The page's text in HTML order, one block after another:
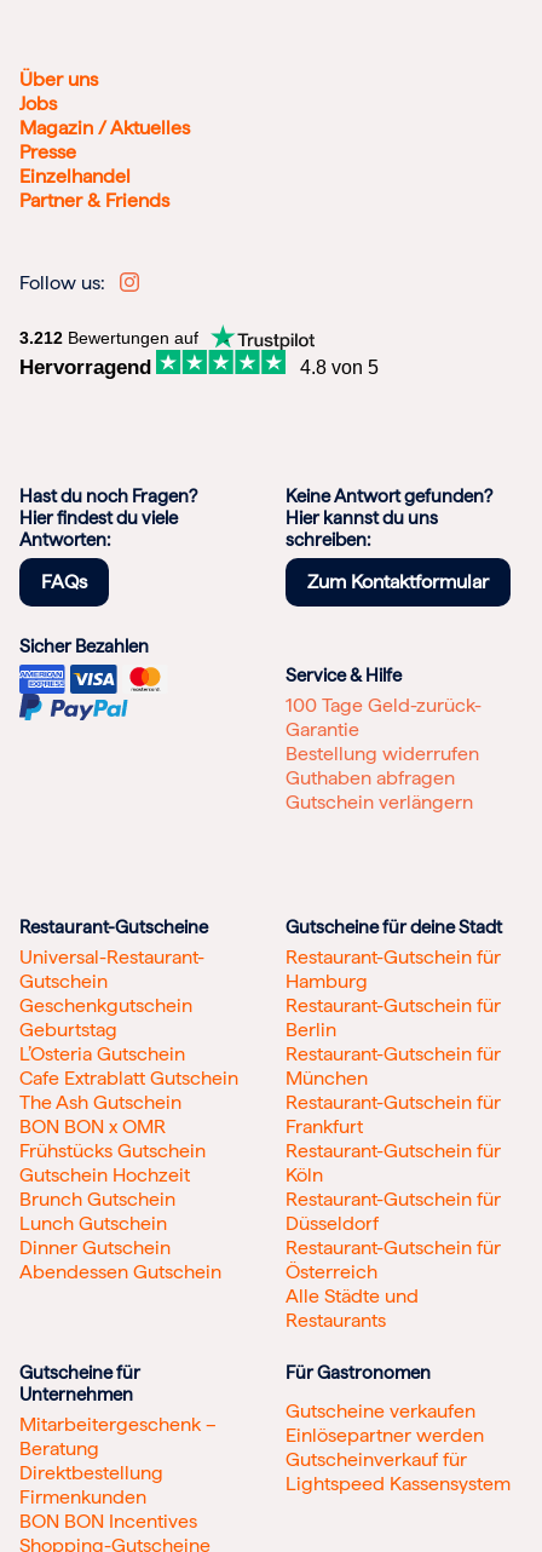
Über uns
Jobs
Magazin / Aktuelles
Presse
Einzelhandel
Partner & Friends
Follow us:
3.212 Bewertungen auf
Hervorragend 4.8 von 5
Hast du noch Fragen?
Hier findest du viele
Antworten:
FAQs
Keine Antwort gefunden?
Hier kannst du uns
schreiben:
Zum Kontaktformular
Sicher Bezahlen
Service & Hilfe
100 Tage Geld-zurück-
Garantie
Bestellung widerrufen
Guthaben abfragen
Gutschein verlängern
Restaurant-Gutscheine
Universal-Restaurant-
Gutschein
Geschenkgutschein
Geburtstag
L’Osteria Gutschein
Cafe Extrablatt Gutschein
The Ash Gutschein
BON BON x OMR
Frühstücks Gutschein
Gutschein Hochzeit
Brunch Gutschein
Lunch Gutschein
Dinner Gutschein
Abendessen Gutschein
Gutscheine für deine Stadt
Restaurant-Gutschein für
Hamburg
Restaurant-Gutschein für
Berlin
Restaurant-Gutschein für
München
Restaurant-Gutschein für
Frankfurt
Restaurant-Gutschein für
Köln
Restaurant-Gutschein für
Düsseldorf
Restaurant-Gutschein für
Österreich
Alle Städte und
Restaurants
Gutscheine für
Unternehmen
Mitarbeitergeschenk –
Beratung
Direktbestellung
Firmenkunden
BON BON Incentives
Shopping-Gutscheine
Für Gastronomen
Gutscheine verkaufen
Einlösepartner werden
Gutscheinverkauf für
Lightspeed Kassensystem